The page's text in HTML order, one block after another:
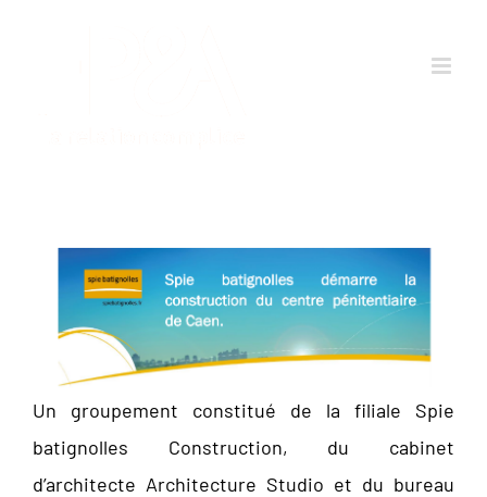
Un groupement constitué de la filiale Spie
batignolles Construction, du cabinet
d’architecte Architecture Studio et du bureau